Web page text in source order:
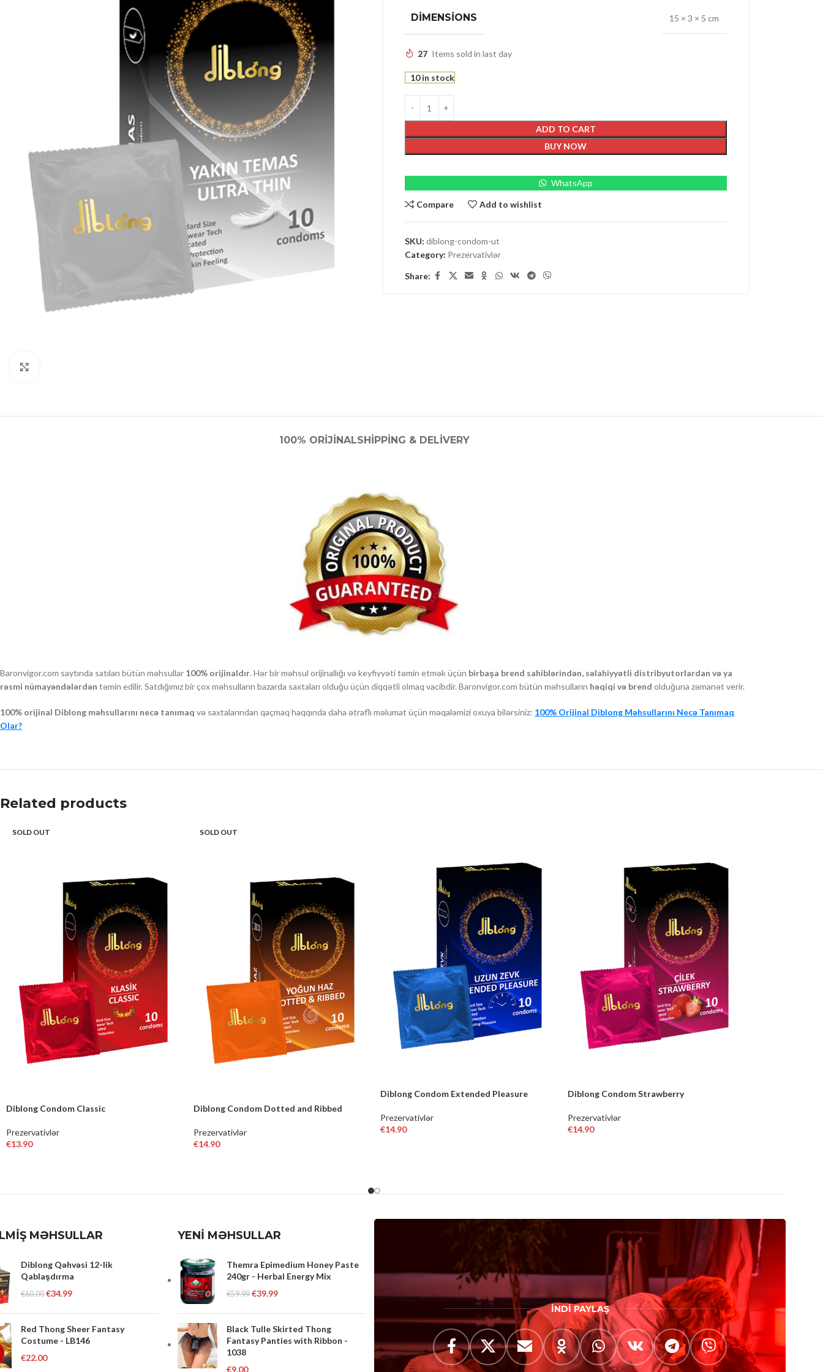
DIMENSIONS 15 × 3 × 5 cm
27 Items sold in last day
10 in stock
ADD TO CART
BUY NOW
WhatsApp
Compare Add to wishlist
SKU: diblong-condom-ut
Category: Prezervativlər
Share:
100% ORIJINALSHIPPING & DELIVERY
Baronvigor.com saytında satılan bütün məhsullar 100% orijinaldır. Hər bir məhsul orijinallığı və keyfiyyəti təmin etmək üçün birbaşa brend sahiblərindən, səlahiyyətli distribyutorlardan və ya
rəsmi nümayəndələrdən təmin edilir. Satdığımız bir çox məhsulların bazarda saxtaları olduğu üçün diqqətli olmaq vacibdir. Baronvigor.com bütün məhsulların həqiqi və brend olduğuna zəmanət verir.
100% orijinal Diblong məhsullarını necə tanımaq və saxtalarından qaçmaq haqqında daha ətraflı məlumat üçün məqaləmizi oxuya bilərsiniz: 100% Orijinal Diblong Məhsullarını Necə Tanımaq
Olar?
Related products
SOLD OUT
Diblong Condom Classic
Prezervativlər
€13.90
SOLD OUT
Diblong Condom Dotted and Ribbed
Prezervativlər
€14.90
Diblong Condom Extended Pleasure
Prezervativlər
€14.90
Diblong Condom Strawberry
Prezervativlər
€14.90
MƏHSULLAR
Diblong Qəhvəsi 12-lik
Qablaşdırma
€60.00 €34.99
Red Thong Sheer Fantasy
Costume - LB146
€22.00
YENİ MƏHSULLAR
Themra Epimedium Honey Paste
240gr - Herbal Energy Mix
€59.99 €39.99
Black Tulle Skirted Thong
Fantasy Panties with Ribbon -
1038
€9.00
İNDİ PAYLAŞ